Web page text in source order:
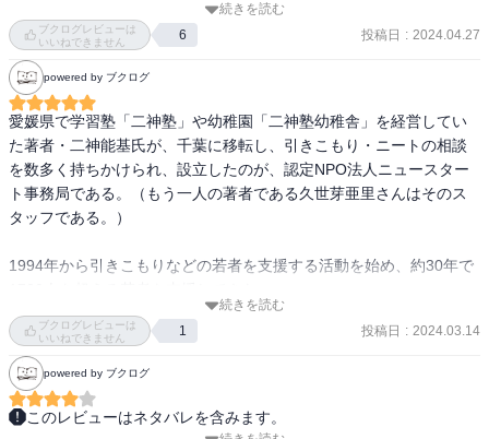
むものを通して世界は広く多様であり、自分の足下を固めることが
できるのだ。完璧な人間になろうとしなくてもいい。自分が自分で
あり続けるために、「引きこもり」という状態は変化している状態
であり、部屋の外へ出て、新しい場所で新しい人と出会えばきっと
人生が大きく変わる変化を感じることができるだろう。
うという希望をなくし、ニヒリズム気分が少しずつ蔓延していた。
「現代社会は巨大なニヒリズムに覆われる状況」で、問題も解決を
諦めてしまう人が急増しているように感じられてなりません。
他者に相談しない理由の第一は「相談しても解決しないと思うか
ら」なのです。あきらめめの世界に入ってしまっているようです。
しかし、引きこもりは絶対的に不幸な生活です。
引きこもりはもともと本人の社会力の問題なのです。
第2章　家族をひらく
第3章　「信じて待つ」は3年まで
年齢が上がり、引きこもり年数が伸びて、いいことはありません。
わかりやすいところでは、年齢が上がり、ブランクが長くなれば、
当然ながら仕事が見つかりにくくなります。 本人の中の社会やその
世界へのハードルも引きこもり年数とともに上がっていきます。
そして引きこもりの固定化が進みます。解決はどんどん遠のきま
す。
「信じて待つ」から「信じて背中を押す」へ
続きを読む
ブクログレビューは
いいねできません
6 投稿日 : 2024.04.27
powered by ブクログ
愛媛県で学習塾「二神塾」や幼稚園「二神塾幼稚舎」を経営してい
た著者・二神能基氏が、千葉に移転し、引きこもり・ニートの相談
を数多く持ちかけられ、設立したのが、認定NPO法人ニュースター
ト事務局である。（もう一人の著者である久世芽亜里さんはそのス
タッフである。）
1994年から引きこもりなどの若者を支援する活動を始め、約30年で
本書では、ニュースタートの支援方法、その根底となる考え方が実
際の支援事例と共に伝えられる。
12の若者の支援事例が取り上げられているが、
続きを読む
ブクログレビューは
いいねできません
1 投稿日 : 2024.03.14
powered by ブクログ
このレビューはネタバレを含みます。